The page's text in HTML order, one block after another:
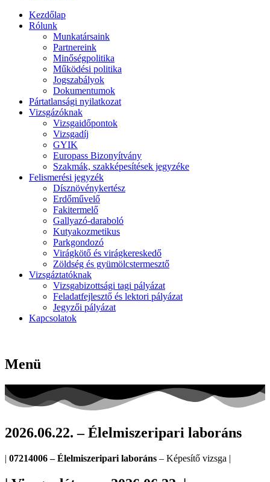
Kezdőlap
Rólunk
Munkatársaink
Partnereink
Minőségpolitika
Működési politika
Jogszabályok
Dokumentumok
Pártatlansági nyilatkozat
Vizsgázóknak
Vizsgaidőpontok
Vizsgadíj
GYIK
Europass Bizonyítvány
Szakmák, szakképesítések jegyzéke
Felismerési jegyzék
Dísznövénykertész
Erdőművelő
Fakitermelő
Gallyazó-daraboló
Kutyakozmetikus
Parkgondozó
Virágkötő és virágkereskedő
Zöldség és gyümölcstermesztő
Vizsgáztatóknak
Vizsgabizottsági tagi pályázat
Feladatfejlesztő és lektori pályázat
Jegyzői pályázat
Kapcsolatok
Menü
2026.06.22. – Élelmiszeripari laboráns
| 07214006 – Élelmiszeripari laboráns – Képesítő vizsga |